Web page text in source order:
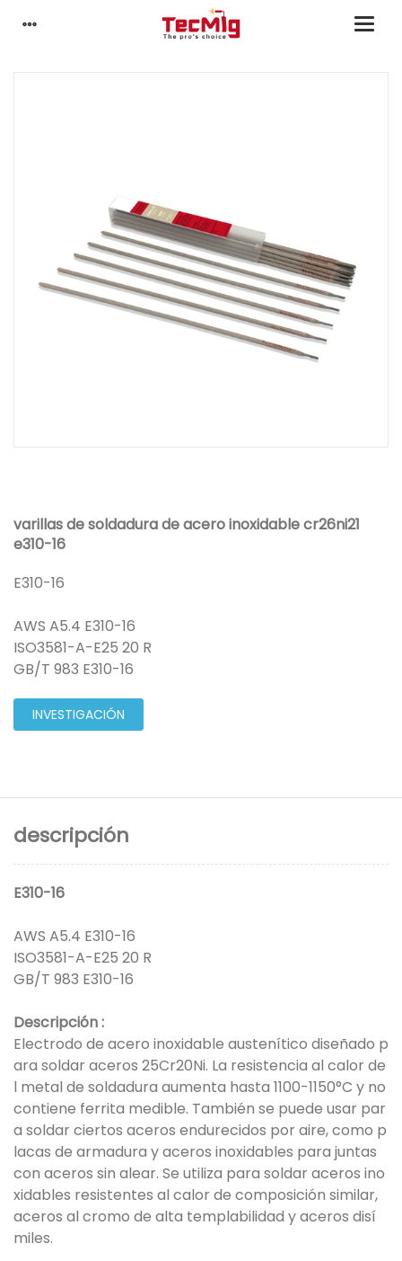
varillas de soldadura de acero inoxidable cr26ni21
e310-16
E310-16
AWS A5.4 E310-16
ISO3581-A-E25 20 R
GB/T 983 E310-16
INVESTIGACIÓN
descripción
E310-16
AWS A5.4 E310-16
ISO3581-A-E25 20 R
GB/T 983 E310-16
Descripción:
Electrodo de acero inoxidable austenítico diseñado p
ara soldar aceros 25Cr20Ni. La resistencia al calor de
l metal de soldadura aumenta hasta 1100-1150°C y no
contiene ferrita medible. También se puede usar par
a soldar ciertos aceros endurecidos por aire, como p
lacas de armadura y aceros inoxidables para juntas
con aceros sin alear. Se utiliza para soldar aceros ino
xidables resistentes al calor de composición similar,
aceros al cromo de alta templabilidad y aceros disí
miles.